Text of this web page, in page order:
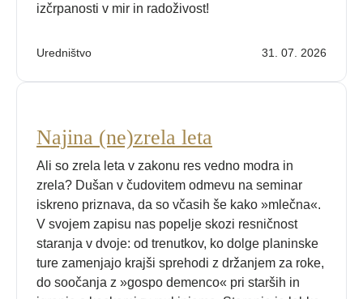
izčrpanosti v mir in radoživost!
Uredništvo 31. 07. 2026
Najina (ne)zrela leta
Ali so zrela leta v zakonu res vedno modra in
zrela? Dušan v čudovitem odmevu na seminar
iskreno priznava, da so včasih še kako »mlečna«.
V svojem zapisu nas popelje skozi resničnost
staranja v dvoje: od trenutkov, ko dolge planinske
ture zamenjajo krajši sprehodi z držanjem za roke,
do soočanja z »gospo demenco« pri starših in